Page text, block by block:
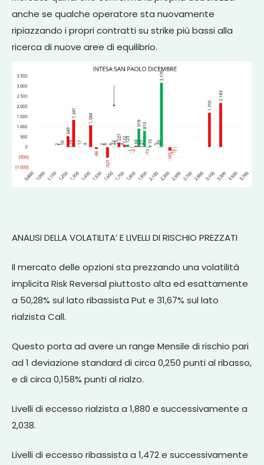
anche se qualche operatore sta nuovamente
ripiazzando i propri contratti su strike più bassi alla
ricerca di nuove aree di equilibrio.
ANALISI DELLA VOLATILITA’ E LIVELLI DI RISCHIO PREZZATI
Il mercato delle opzioni sta prezzando una volatilità
implicita Risk Reversal piuttosto alta ed esattamente
a 50,28% sul lato ribassista Put e 31,67% sul lato
rialzista Call.
Questo porta ad avere un range Mensile di rischio pari
ad 1 deviazione standard di circa 0,250 punti al ribasso,
e di circa 0,158% punti al rialzo.
Livelli di eccesso rialzista a 1,880 e successivamente a
2,038.
Livelli di eccesso ribassista a 1,472 e successivamente